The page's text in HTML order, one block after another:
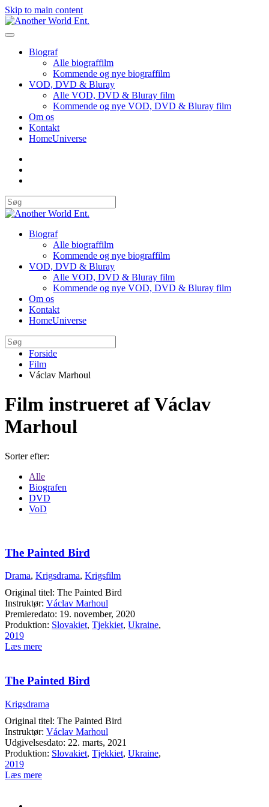
Skip to main content
Biograf
Alle biograffilm
Kommende og nye biograffilm
VOD, DVD & Bluray
Alle VOD, DVD & Bluray film
Kommende og nye VOD, DVD & Bluray film
Om os
Kontakt
HomeUniverse
Biograf
Alle biograffilm
Kommende og nye biograffilm
VOD, DVD & Bluray
Alle VOD, DVD & Bluray film
Kommende og nye VOD, DVD & Bluray film
Om os
Kontakt
HomeUniverse
Forside
Film
Václav Marhoul
Film instrueret af Václav
Marhoul
Sorter efter:
Alle
Biografen
DVD
VoD
The Painted Bird
Drama, Krigsdrama, Krigsfilm
Original titel: The Painted Bird
Instruktør: Václav Marhoul
Premieredato: 19. november, 2020
Produktion: Slovakiet, Tjekkiet, Ukraine,
2019
Læs mere
The Painted Bird
Krigsdrama
Original titel: The Painted Bird
Instruktør: Václav Marhoul
Udgivelsesdato: 22. marts, 2021
Produktion: Slovakiet, Tjekkiet, Ukraine,
2019
Læs mere